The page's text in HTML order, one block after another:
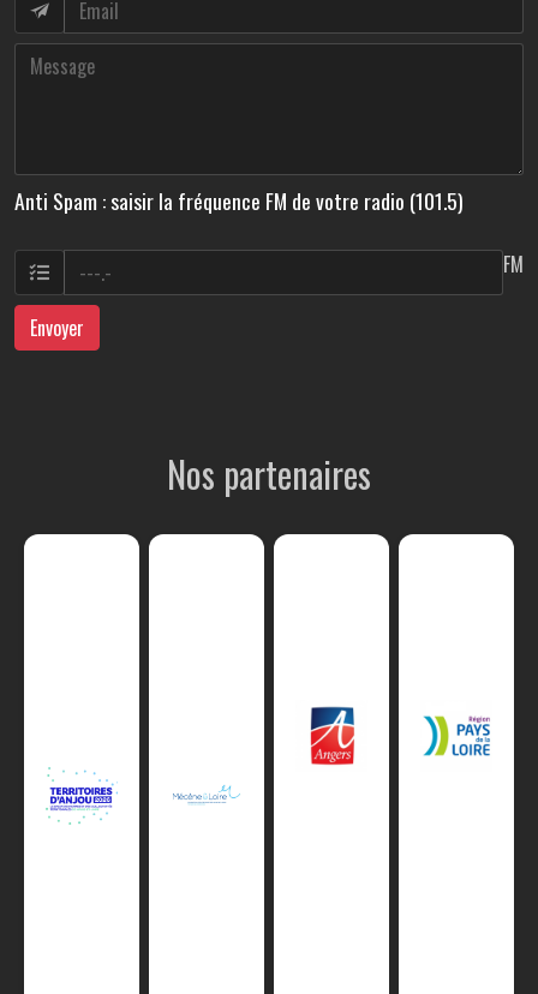
Anti Spam : saisir la fréquence FM de votre radio (101.5)
FM
Envoyer
Nos partenaires